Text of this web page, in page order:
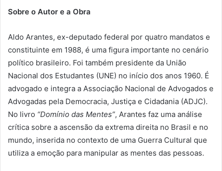
Sobre o Autor e a Obra
Aldo Arantes, ex-deputado federal por quatro mandatos e
constituinte em 1988, é uma figura importante no cenário
político brasileiro. Foi também presidente da União
Nacional dos Estudantes (UNE) no início dos anos 1960. É
advogado e integra a Associação Nacional de Advogados e
Advogadas pela Democracia, Justiça e Cidadania (ADJC).
No livro “Domínio das Mentes”, Arantes faz uma análise
crítica sobre a ascensão da extrema direita no Brasil e no
mundo, inserida no contexto de uma Guerra Cultural que
utiliza a emoção para manipular as mentes das pessoas.